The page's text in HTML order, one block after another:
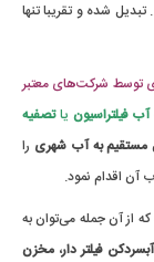
تبدیل شده و تقریبا تنها
توسط شرکت‌های معتبر
فیلتراسیون یاتصفیه
مستقیم به آب شهری را
آن اقدام نمود.
از آن جمله می‌توان به
فیلتر دار، مخزن